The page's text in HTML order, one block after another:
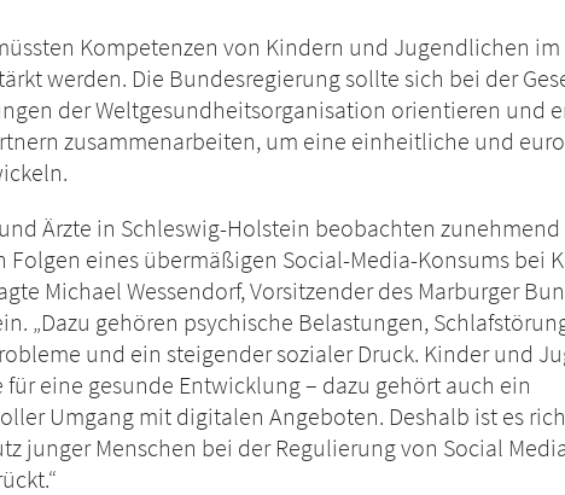
Kompetenzen von Kindern und Jugendlichen
werden. Die Bundesregierung sollte sich bei der
der Weltgesundheitsorganisation orientieren und
zusammenarbeiten, um eine einheitliche und
Ärzte in Schleswig-Holstein beobachten
eines übermäßigen Social-Media-Konsums bei
Michael Wessendorf, Vorsitzender des Marburger
„Dazu gehören psychische Belastungen,
und ein steigender sozialer Druck. Kinder und
für eine gesunde Entwicklung – dazu gehört auch ein
Umgang mit digitalen Angeboten. Deshalb ist es
junger Menschen bei der Regulierung von Social